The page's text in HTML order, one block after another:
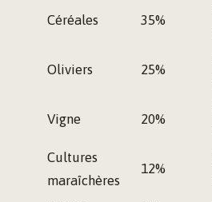
Céréales 35%
Oliviers 25%
Vigne 20%
Cultures
maraîchères
12%